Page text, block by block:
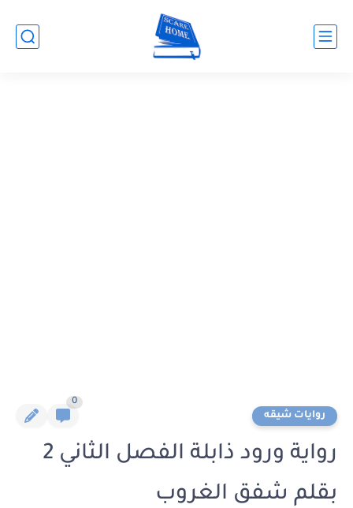
روايات شيقه
0
رواية ورود ذابلة الفصل الثاني 2
بقلم شفق الغروب